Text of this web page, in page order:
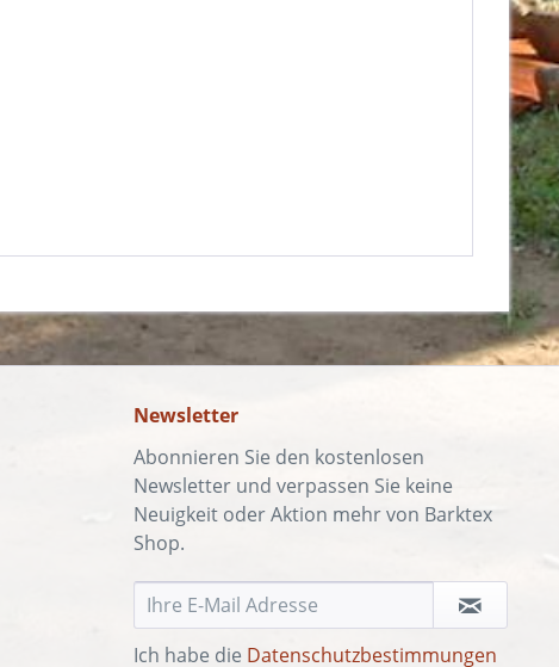
Newsletter
Abonnieren Sie den kostenlosen
Newsletter und verpassen Sie keine
Neuigkeit oder Aktion mehr von Barktex
Shop.
Ich habe die Datenschutzbestimmungen